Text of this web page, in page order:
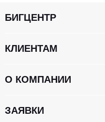
БИГЦЕНТР
КЛИЕНТАМ
О КОМПАНИИ
ЗАЯВКИ